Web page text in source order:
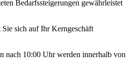
Bedarfssteigerungen gewährleistet
sich auf Ihr Kerngeschäft
nach 10:00 Uhr werden innerhalb von